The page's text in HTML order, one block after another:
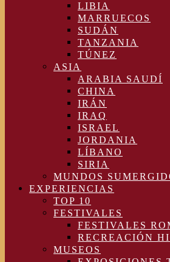
LIBIA
MARRUECOS
SUDÁN
TANZANIA
TÚNEZ
ASIA
ARABIA SAUDÍ
CHINA
IRÁN
IRAQ
ISRAEL
JORDANIA
LÍBANO
SIRIA
MUNDOS
EXPERIENCIAS
TOP 10
FESTIVALES
FESTIVALES
RECREACIÓN
MUSEOS